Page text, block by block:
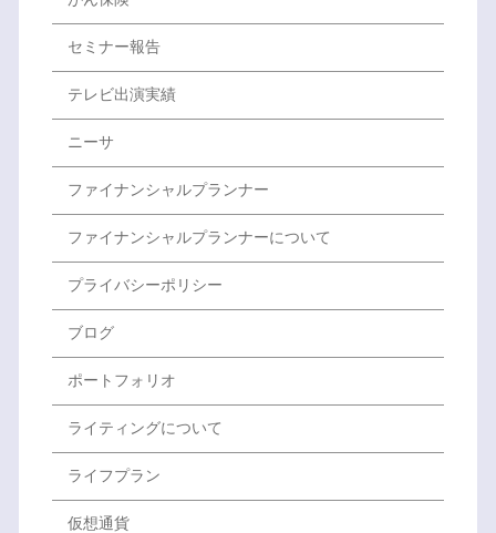
セミナー報告
テレビ出演実績
ニーサ
ファイナンシャルプランナー
ファイナンシャルプランナーについて
プライバシーポリシー
ブログ
ポートフォリオ
ライティングについて
ライフプラン
仮想通貨